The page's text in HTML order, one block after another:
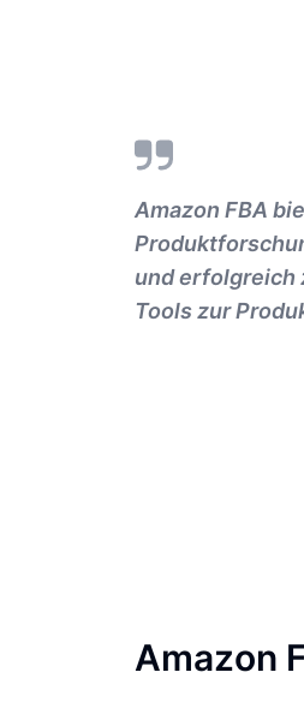
Amazon FBA
und erfolgreich
Tools zur
Amazon